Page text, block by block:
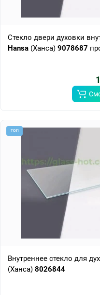
Стекло двери духовки
Hansa (Ханса) 9078687
ТОП
Внутреннее стекло для
(Ханса) 8026844